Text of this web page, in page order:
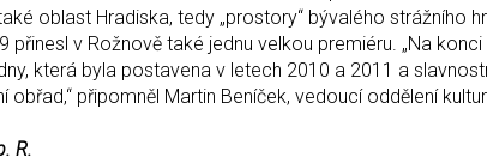
oblast Hradiska, tedy „prostory“ bývalého strážního
přinesl v Rožnově také jednu velkou premiéru. „Na
která byla postavena v letech 2010 a 2011 a
obřad,“ připomněl Martin Beníček, vedoucí oddělení
R.